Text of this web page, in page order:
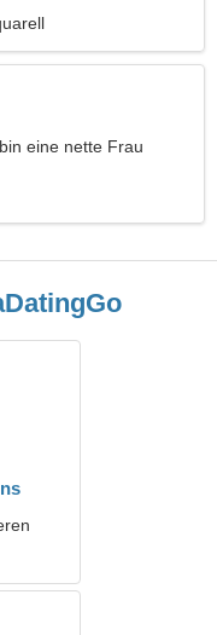
eine nette Frau